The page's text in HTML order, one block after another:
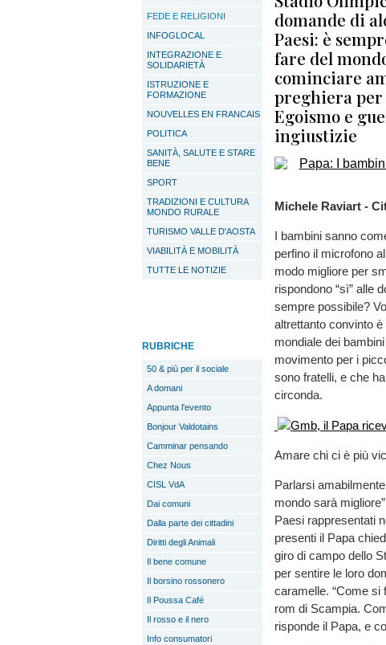
FEDE E RELIGIONI
INFOGLOCAL
INTEGRAZIONE E
SOLIDARIETÀ
ISTRUZIONE E
FORMAZIONE
NOUVELLES EN FRANCAIS
POLITICA
SANITÀ, SALUTE E STARE
BENE
SPORT
TRADIZIONI E CULTURA
MONDO RURALE
TURISMO VALLE D'AOSTA
VIABILITÀ E MOBILITÀ
TUTTE LE NOTIZIE
RUBRICHE
50 & più per il sociale
A domani
Appunta l'evento
Bonjour Valdotains
Camminar pensando
Chez Nous
CISL VdA
Dai comuni
Dalla parte dei cittadini
Diritti degli Animali
Il bene comune
Il borsino rossonero
Il Poussa Café
Il rosso e il nero
Info consumatori
domande di
Paesi: è
fare del
cominciare
preghiera per
Egoismo e
ingiustizie
Michele Raviart -
I bambini sanno
perfino il microfono
modo migliore per
rispondono “sì” alle
sempre possibile?
altrettanto convinto è
mondiale dei
movimento per i
sono fratelli, e che
circonda.
Amare chi ci è più
Parlarsi
mondo sarà
Paesi rappresentati
presenti il Papa
giro di campo dello
per sentire le loro
caramelle. “Come si
rom di Scampia.
risponde il Papa, e